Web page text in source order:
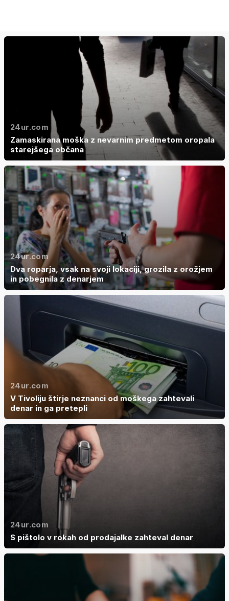
24ur.com
Zamaskirana moška z nevarnim predmetom oropala
starejšega občana
24ur.com
Dva roparja, vsak na svoji lokaciji, grozila z orožjem
in pobegnila z denarjem
24ur.com
V Tivoliju štirje neznanci od moškega zahtevali
denar in ga pretepli
24ur.com
S pištolo v rokah od prodajalke zahteval denar